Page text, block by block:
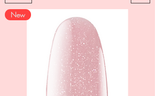
New